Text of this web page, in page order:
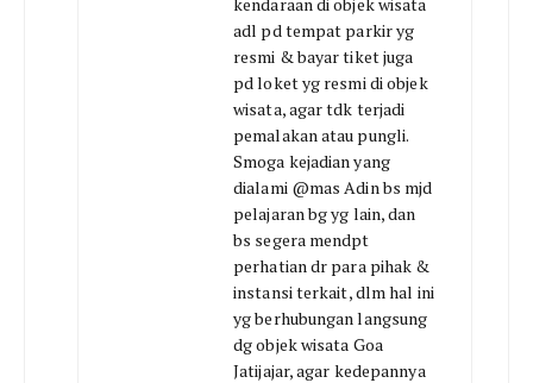
adl pd tempat parkir yg
resmi & bayar tiket juga
pd loket yg resmi di objek
wisata, agar tdk terjadi
pemalakan atau pungli.
Smoga kejadian yang
dialami @mas Adin bs mjd
pelajaran bg yg lain, dan
bs segera mendpt
perhatian dr para pihak &
instansi terkait, dlm hal ini
yg berhubungan langsung
dg objek wisata Goa
Jatijajar, agar kedepannya